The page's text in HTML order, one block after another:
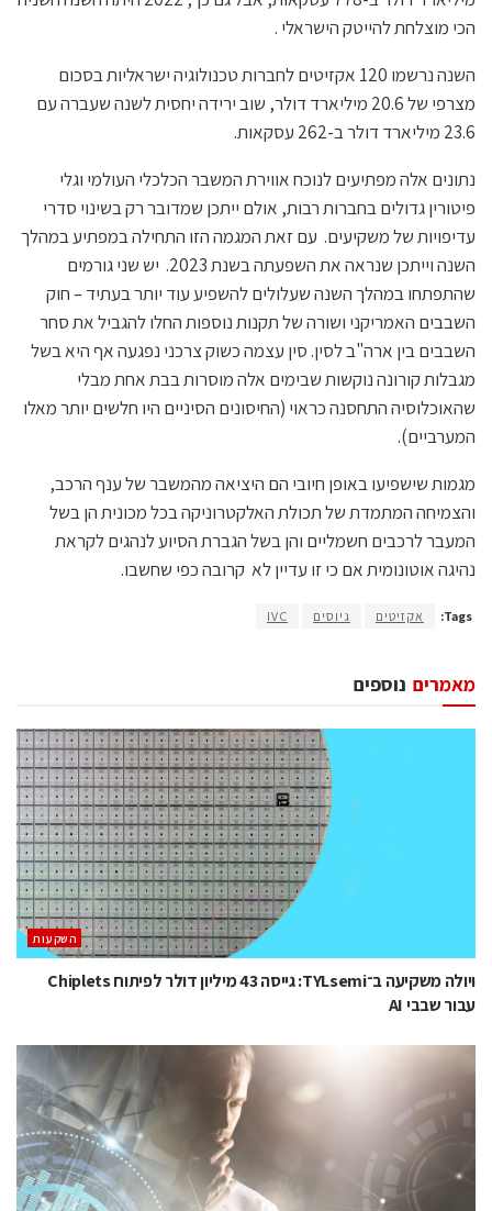
הכי מוצלחת להייטק הישראלי .
השנה נרשמו 120 אקזיטים לחברות טכנולוגיה ישראליות בסכום
מצרפי של 20.6 מיליארד דולר, שוב ירידה יחסית לשנה שעברה עם
23.6 מיליארד דולר ב-262 עסקאות.
נתונים אלה מפתיעים לנוכח אווירת המשבר הכלכלי העולמי וגלי
פיטורין גדולים בחברות רבות, אולם ייתכן שמדובר רק בשינוי סדרי
עדיפויות של משקיעים. עם זאת המגמה הזו התחילה במפתיע במהלך
השנה וייתכן שנראה את השפעתה בשנת 2023. יש שני גורמים
שהתפתחו במהלך השנה שעלולים להשפיע עוד יותר בעתיד – חוק
השבבים האמריקני ושורה של תקנות נוספות החלו להגביל את סחר
השבבים בין ארה"ב לסין. סין עצמה כשוק צרכני נפגעה אף היא בשל
מגבלות קורונה נוקשות שבימים אלה מוסרות בבת אחת מבלי
שהאוכלוסיה התחסנה כראוי (החיסונים הסיניים היו חלשים יותר מאלו
המערביים).
מגמות שישפיעו באופן חיובי הם היציאה מהמשבר של ענף הרכב,
והצמיחה המתמדת של תכולת האלקטרוניקה בכל מכונית הן בשל
המעבר לרכבים חשמליים והן בשל הגברת הסיוע לנהגים לקראת
נהיגה אוטונומית אם כי זו עדיין לא קרובה כפי שחשבו.
Tags: אקזיטים גיוסים IVC
נוספים מאמרים
השקעות
ויולה משקיעה ב־TYLsemi: גייסה 43 מיליון דולר לפיתוח Chiplets
עבור שבבי AI